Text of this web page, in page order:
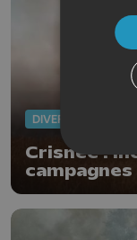
DIVERS
Crisnée :
campagnes